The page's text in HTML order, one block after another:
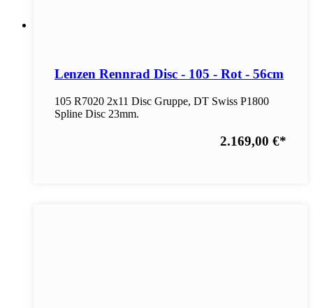
Lenzen Rennrad Disc - 105 - Rot - 56cm
105 R7020 2x11 Disc Gruppe, DT Swiss P1800
Spline Disc 23mm.
2.169,00 €*